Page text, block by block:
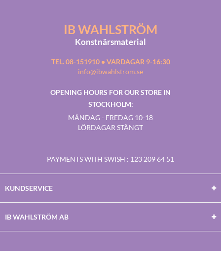
IB WAHLSTRÖM
Konstnärsmaterial
TEL. 08-151910 • VARDAGAR 9-16:30
info@ibwahlstrom.se
OPENING HOURS FOR OUR STORE IN
STOCKHOLM:
MÅNDAG - FREDAG 10-18
LÖRDAGAR STÄNGT
PAYMENTS WITH SWISH : 123 209 64 51
KUNDSERVICE
IB WAHLSTRÖM AB
Facebook
TwitterYoutubeInstagram